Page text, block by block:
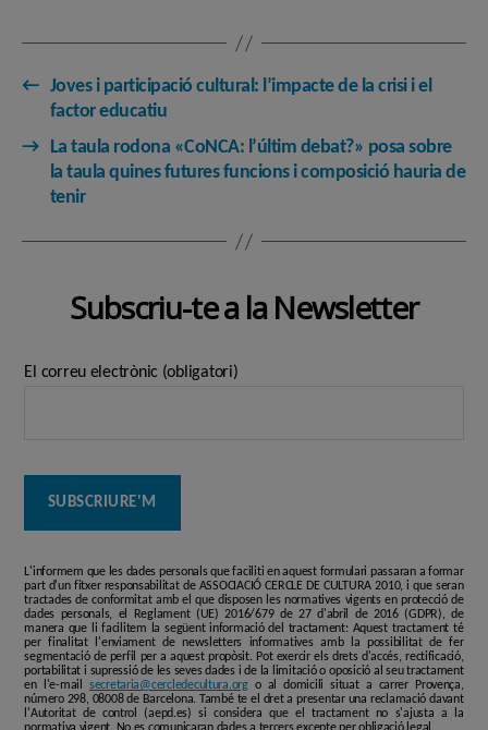
← Joves i participació cultural: l’impacte de la crisi i el
factor educatiu
→
La taula rodona «CoNCA: l’últim debat?» posa sobre
la taula quines futures funcions i composició hauria de
tenir
Subscriu-te a la Newsletter
El correu electrònic (obligatori)
L'informem que les dades personals que faciliti en aquest formulari passaran a formar
part d'un fitxer responsabilitat de ASSOCIACIÓ CERCLE DE CULTURA 2010, i que seran
tractades de conformitat amb el que disposen les normatives vigents en protecció de
dades personals, el Reglament (UE) 2016/679 de 27 d'abril de 2016 (GDPR), de
manera que li facilitem la següent informació del tractament: Aquest tractament té
per finalitat l'enviament de newsletters informatives amb la possibilitat de fer
segmentació de perfil per a aquest propòsit. Pot exercir els drets d'accés, rectificació,
portabilitat i supressió de les seves dades i de la limitació o oposició al seu tractament
en l'e-mail secretaria@cercledecultura.orgo al domicili situat a carrer Provença,
número 298, 08008 de Barcelona. També te el dret a presentar una reclamació davant
l'Autoritat de control (aepd.es) si considera que el tractament no s'ajusta a la